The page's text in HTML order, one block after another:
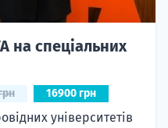
на спеціальних
16900 грн
університетів